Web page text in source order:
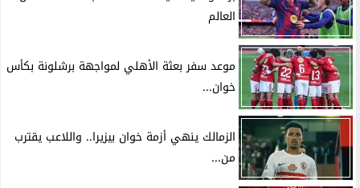
العالم
موعد سفر بعثة الأهلي لمواجهة برشلونة بكأس
خوان...
الزمالك ينهي أزمة خوان بيزيرا.. واللاعب يقترب
من...